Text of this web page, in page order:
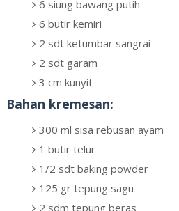
6 siung bawang putih
6 butir kemiri
2 sdt ketumbar sangrai
2 sdt garam
3 cm kunyit
Bahan kremesan:
300 ml sisa rebusan ayam
1 butir telur
1/2 sdt baking powder
125 gr tepung sagu
2 sdm tepung beras